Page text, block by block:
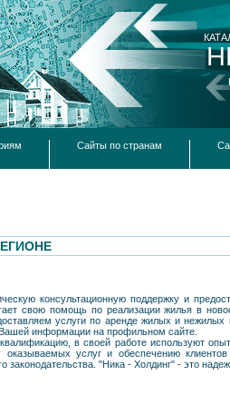
Сайты по странам
консультационную поддержку и
свою помощь по реализации жилья в
услуги по аренде жилых и
информации на профильном сайте.
в своей работе используют
оказываемых услуг и обеспечению
"Ника - Холдинг" - это